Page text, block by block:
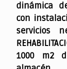
dinámica
con
servicios
1000 m2